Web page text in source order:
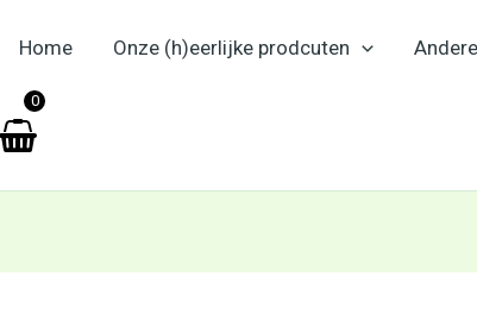
Home Onze (h)eerlijke prodcuten
0